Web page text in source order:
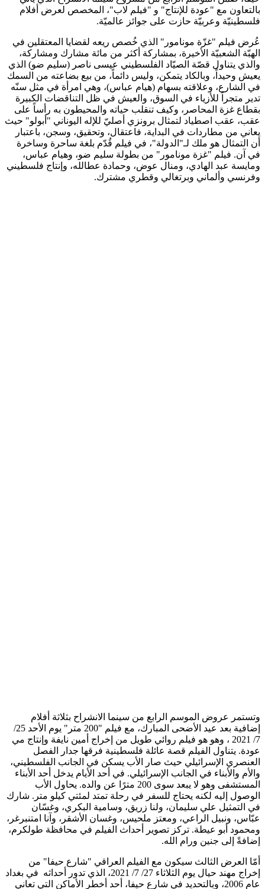
بالتعاون مع "عودة للإنتاج" و "فيلم لاب"، المخصص لعرض أفلام
فلسطينيّة وعربيّة حازت على جوائز عالميّة.
عُرض فيلم "غزّة مونامور" الذي خُصص ريعه لقضايا المعتقلين في
الهبّة الشعبيّة الأخيرة، بمشاركة أكثر من مائة مشارك ومشاركة،
والذي يتناول قصّة الصيّاد الفلسطيني عيسى ناصر (سليم ضو) الذي
يعيش وحيداً، وبالكاد يتمكن، وليس دائماً، من بيع بضاعته من السمك
في الشارع، وعلاقته بسهام (هيام عباس)، وهي امرأة في مثل سنّه
تدير متجراً للأزياء في السوق، والعيش في ظل التناقضات الكبيرة
بقطاع غزة المحاصر، وكيف تنقلب حياته والمحيطون به رأساً على
عقب، عقب اصطياد لتمثال برونزي أصليّ للإله اليوناني "أبولو" حيث
يعاني من مطاردات في البداية، فاعتقال، وتحقيق، وسجن، باعتبار
أن التمثال هو ملك لـ"الدولة"، في فيلم قُدّم بلغة ساحرة وساخرة
في آن. فيلم "غزة مونامور" من بطولة سليم ضو، وهيام عباس،
ومايسة عبد الهادي، ومنال عوض، وحمادة عطالله، وإنتاج فلسطيني
وفرنسي وألماني وبرتغالي وقطري مشترك.
وتستمر عروض الموسم الرابع من سينما الانشراح بثلاثة أفلام
إضافية بعد عيد الأضحى المبارك، مع فيلم "200 متر" يوم الأحد 25/
7/ 2021 ، وهو هو فيلم روائي طويل من إخراج أمين نايفة وإنتاج مي
عودة. يتناول الفيلم قصة عائلة فلسطينية فرقها جدار الفصل
العنصري الإسرائيلي حيث صار الأب يسكن في الجانب الفلسطيني،
والأم والأبناء في الجانب الإسرائيلي. في أحد الأيام يدخل أحد الأبناء
المستشفى وهو لا يبعد سوى 200 مترًا عن والده. يحاول الأب
الوصول إليه لكنه يحتاج للسفر في رحلة تمتد لمئتي كيلو متر. شارك
في التمثيل علي سليمان، ولنا زريق، وسامية البكري، وغسّان
عبّاس، ونبيل الراعي، ومعتز ملحيس، وغسان الأشقر، وآنا امتنبرغر،
ومحمود أبو عيطة. تركز تصوير أحداث الفيلم في محافظة طولكرم،
إضافةً إلى جنين ورام الله.
أمّا العرض الثالث سيكون مع الفيلم العراقي "شارع حيفا" من
إخراج مهند حيال يوم الثلاثاء 27/ 7/ 2021، الذي تدور أحداثه في بغداد
عام 2006، وبالتحديد في شارع حيفا، أحد أخطر الأماكن التي تعاني